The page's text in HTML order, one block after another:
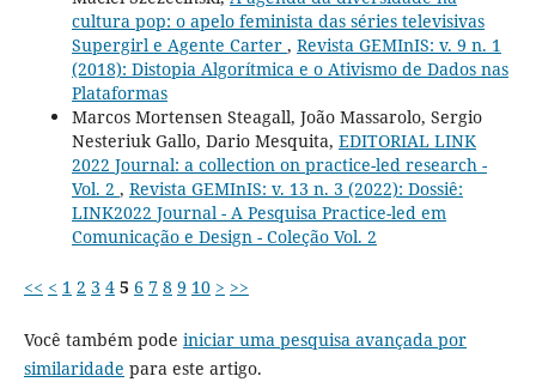
cultura pop: o apelo feminista das séries televisivas
Supergirl e Agente Carter , Revista GEMInIS: v. 9 n. 1
(2018): Distopia Algorítmica e o Ativismo de Dados nas
Plataformas
Marcos Mortensen Steagall, João Massarolo, Sergio
Nesteriuk Gallo, Dario Mesquita, EDITORIAL LINK
2022 Journal: a collection on practice-led research -
Vol. 2 , Revista GEMInIS: v. 13 n. 3 (2022): Dossiê:
LINK2022 Journal - A Pesquisa Practice-led em
Comunicação e Design - Coleção Vol. 2
<< < 1 2 3 4 5 6 7 8 9 10 > >>
Você também pode iniciar uma pesquisa avançada por
similaridade para este artigo.